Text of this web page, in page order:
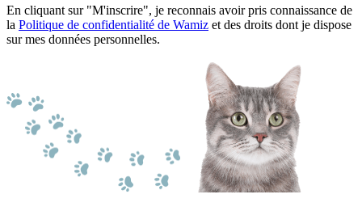
En cliquant sur "M'inscrire", je reconnais avoir pris connaissance de
la Politique de confidentialité de Wamiz et des droits dont je dispose
sur mes données personnelles.